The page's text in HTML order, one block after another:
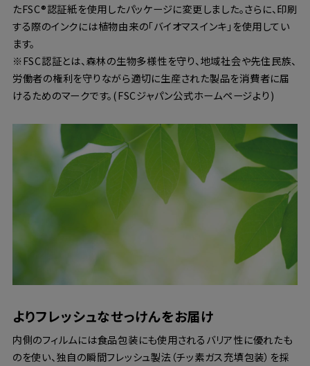
たFSC®︎認証紙を使用したパッケージに変更しました。さらに、印刷
する際のインクには植物由来の「バイオマスインキ」を使用してい
ます。
※FSC認証とは、森林の生物多様性を守り、地域社会や先住民族、
労働者の権利を守りながら適切に生産された製品を消費者に届
けるためのマークです。(FSCジャパン公式ホームページより)
よりフレッシュなせっけんをお届け
内側のフィルムには食品包装にも使用されるバリア性に優れたも
のを使い、独自の瞬間フレッシュ製法（チッ素ガス充填包装）を採